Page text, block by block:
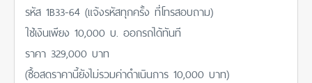
รหัส 1B33-64 (แจ้งรหัสทุกครั้ง ที่โทรสอบถาม)
ใช้เงินเพียง 10,000 บ. ออกรถได้ทันที
ราคา 329,000 บาท
(ซื้อสดราคานี้ยังไม่รวมค่าดำเนินการ 10,000 บาท)